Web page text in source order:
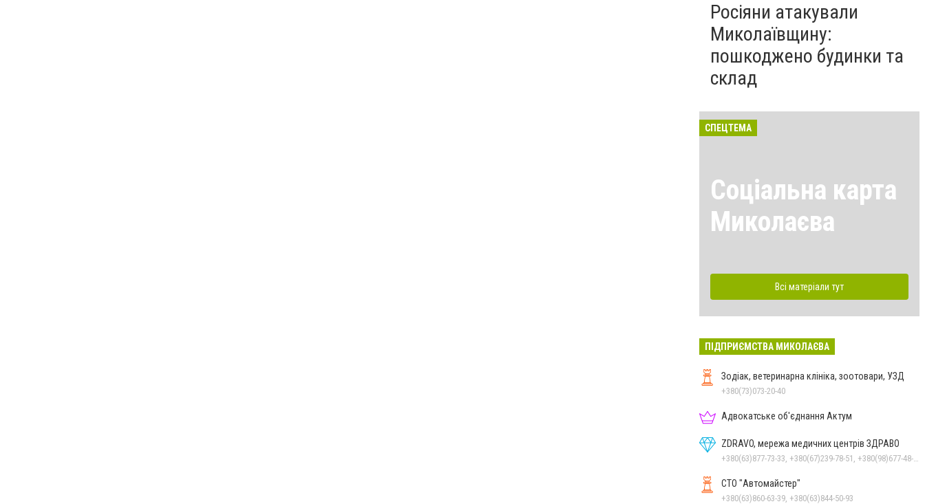
Росіяни атакували
Миколаївщину:
пошкоджено будинки та
склад
СПЕЦТЕМА
Соціальна карта
Миколаєва
Всі матеріали тут
ПІДПРИЄМСТВА МИКОЛАЄВА
Зодіак, ветеринарна клініка, зоотовари, УЗД
+380(73)073-20-40
Адвокатське об'єднання Актум
ZDRAVO, мережа медичних центрів ЗДРАВО
СТО "Автомайстер"
+380(63)860-63-39, +380(63)844-50-93